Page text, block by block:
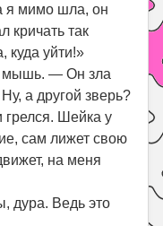
я мимо шла, он
кричать так
куда уйти!»
мышь. — Он зла
а другой зверь?
Шейка у
сам лижет свою
на меня
дура. Ведь это